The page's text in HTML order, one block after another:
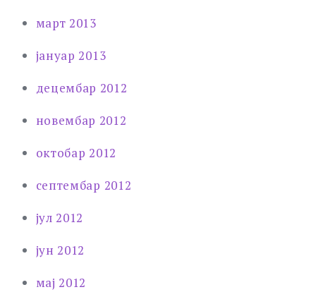
март 2013
јануар 2013
децембар 2012
новембар 2012
октобар 2012
септембар 2012
јул 2012
јун 2012
мај 2012